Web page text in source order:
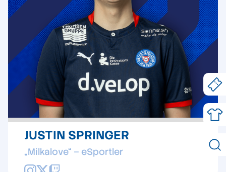
JUSTIN SPRINGER
„Milkalove“ – eSportler